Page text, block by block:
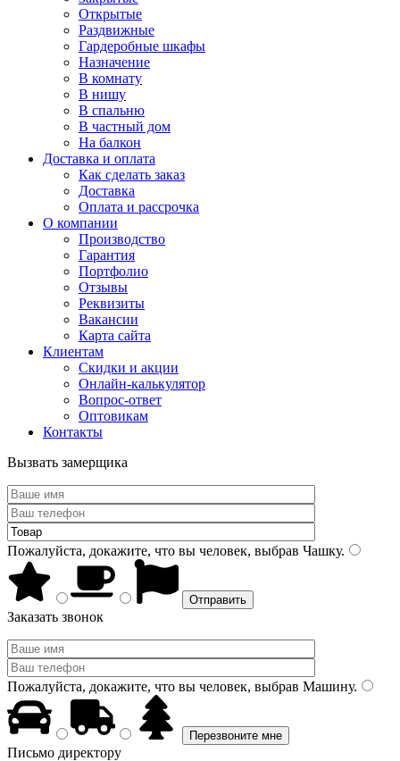
Открытые
Раздвижные
Гардеробные шкафы
Назначение
В комнату
В нишу
В спальню
В частный дом
На балкон
Доставка и оплата
Как сделать заказ
Доставка
Оплата и рассрочка
О компании
Производство
Гарантия
Портфолио
Отзывы
Реквизиты
Вакансии
Карта сайта
Клиентам
Скидки и акции
Онлайн-калькулятор
Вопрос-ответ
Оптовикам
Контакты
Вызвать замерщика
Пожалуйста, докажите, что вы человек, выбрав Чашку.
Заказать звонок
Пожалуйста, докажите, что вы человек, выбрав Машину.
Письмо директору